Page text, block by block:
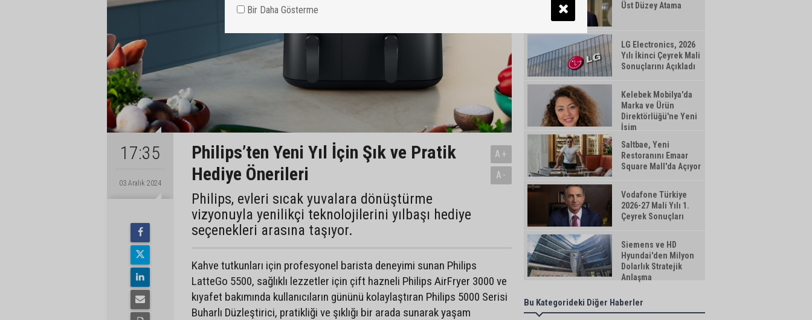
17:35
03 Aralık 2024
Philips’ten Yeni Yıl İçin Şık ve Pratik
Hediye Önerileri
Philips, evleri sıcak yuvalara dönüştürme
vizyonuyla yenilikçi teknolojilerini yılbaşı hediye
seçenekleri arasına taşıyor.
A+
A-
Kahve tutkunları için profesyonel barista deneyimi sunan Philips
LatteGo 5500, sağlıklı lezzetler için çift hazneli Philips AirFryer 3000 ve
kıyafet bakımında kullanıcıların gününü kolaylaştıran Philips 5000 Serisi
Buharlı Düzleştirici, pratikliği ve şıklığı bir arada sunarak yaşam
Üst Düzey Atama
LG Electronics, 2026
Yılı İkinci Çeyrek Mali
Sonuçlarını Açıkladı
Kelebek Mobilya'da
Marka ve Ürün
Direktörlüğü'ne Yeni
İsim
Saltbae, Yeni
Restoranını Emaar
Square Mall'da Açıyor
Vodafone Türkiye
2026-27 Mali Yılı 1.
Çeyrek Sonuçları
Siemens ve HD
Hyundai'den Milyon
Dolarlık Stratejik
Anlaşma
Bu Kategorideki Diğer Haberler
Bir Daha Gösterme